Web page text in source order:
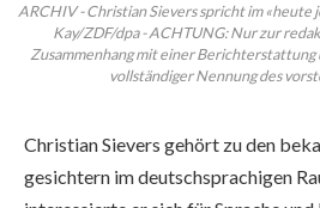
ARCHIV - Christian Sievers spricht im «heute
Kay/ZDF/dpa - ACHTUNG: Nur zur
Zusammenhang mit einer Berichterstattung
vollständiger Nennung des
Christian Sievers gehört zu den
gesichtern im deutsch­sprachigen